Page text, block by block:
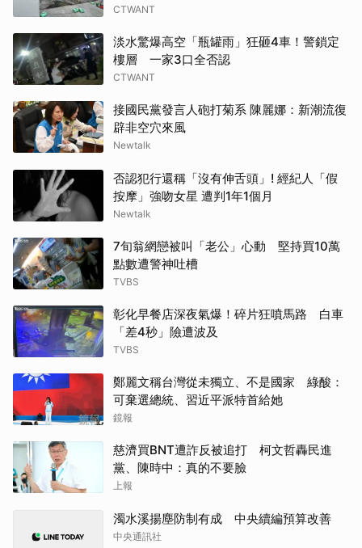
CTWANT
淡水驚爆高空「瓶罐雨」狂砸4車！警鎖定
樓層 一家3口全否認
CTWANT
接國民黨發言人砲打菊系 陳麗娜：新潮流復
辟非空穴來風
Newtalk
否認犯行還稱「沒有伸舌頭」! 經紀人「假
按摩」強吻女星 遭判1年1個月
Newtalk
7旬翁網戀被叫「老公」心動 堅持買10萬
點數遭警神吐槽
TVBS
彰化早餐店深夜氣爆！碎片狂噴馬路 白車
「差4秒」險遭波及
TVBS
鄭麗文稱台灣從未獨立、不是國家 綠酸：
可棄選總統、習近平派特首給她
鏡報
慈濟買BNT遭詐反被追打 柯文哲轟民進
黨、陳時中：真的不要臉
上報
濁水溪揚塵防制有成 中央續編預算改善
中央通訊社